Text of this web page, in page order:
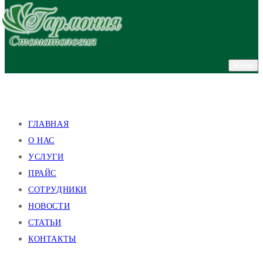
ГЛАВНАЯ
О НАС
УСЛУГИ
ПРАЙС
СОТРУДНИКИ
НОВОСТИ
СТАТЬИ
КОНТАКТЫ